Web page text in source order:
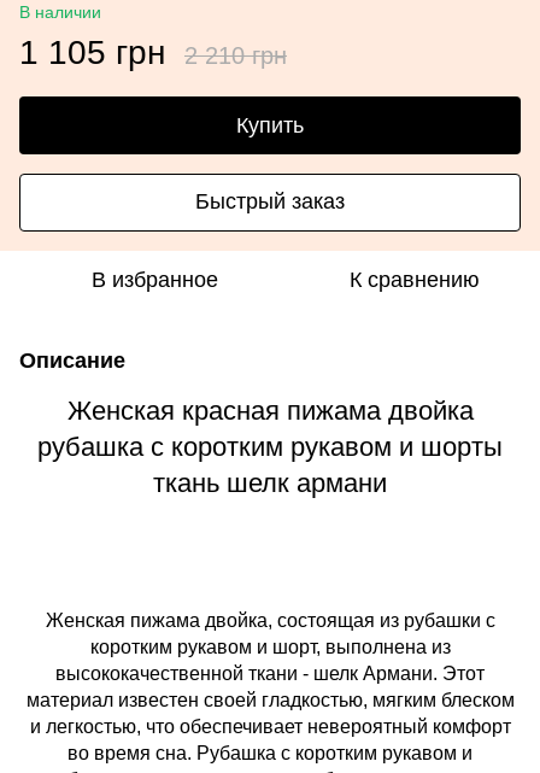
В наличии
1 105 грн 2 210 грн
Купить
Быстрый заказ
В избранное К сравнению
Описание
Женская красная пижама двойка
рубашка с коротким рукавом и шорты
ткань шелк армани
Женская пижама двойка, состоящая из рубашки с
коротким рукавом и шорт, выполнена из
высококачественной ткани - шелк Армани. Этот
материал известен своей гладкостью, мягким блеском
и легкостью, что обеспечивает невероятный комфорт
во время сна. Рубашка с коротким рукавом и